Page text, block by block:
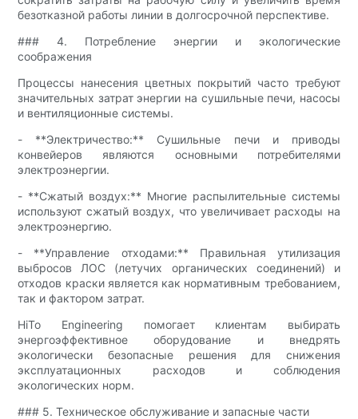
безотказной работы линии в долгосрочной перспективе.
### 4. Потребление энергии и экологические
соображения
Процессы нанесения цветных покрытий часто требуют
значительных затрат энергии на сушильные печи, насосы
и вентиляционные системы.
- **Электричество:** Сушильные печи и приводы
конвейеров являются основными потребителями
электроэнергии.
- **Сжатый воздух:** Многие распылительные системы
используют сжатый воздух, что увеличивает расходы на
электроэнергию.
- **Управление отходами:** Правильная утилизация
выбросов ЛОС (летучих органических соединений) и
отходов краски является как нормативным требованием,
так и фактором затрат.
HiTo Engineering помогает клиентам выбирать
энергоэффективное оборудование и внедрять
экологически безопасные решения для снижения
эксплуатационных расходов и соблюдения
экологических норм.
### 5. Техническое обслуживание и запасные части